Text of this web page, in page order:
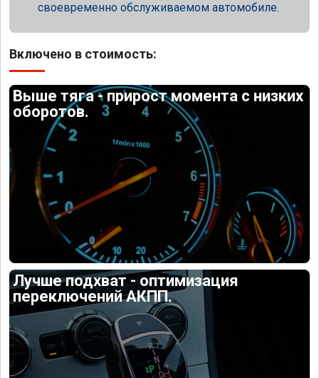
своевременно обслуживаемом автомобиле.
Включено в стоимость:
Выше тяга - прирост момента с низких
оборотов.
Лучше подхват - оптимизация
переключений АКПП.